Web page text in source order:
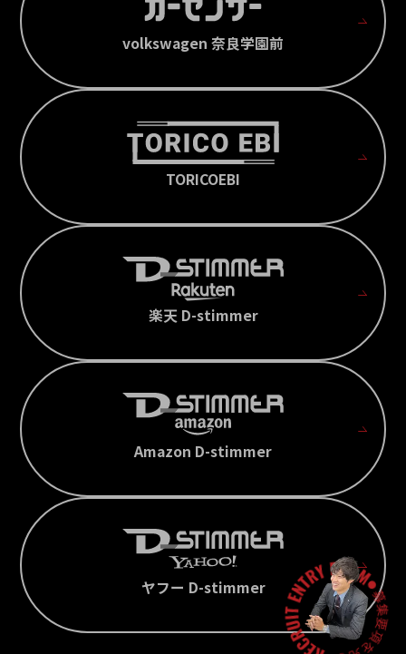
volkswagen 奈良学園前
TORICOEBI
楽天 D-stimmer
Amazon D-stimmer
ヤフー D-stimmer